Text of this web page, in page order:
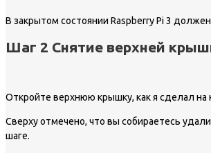
В закрытом состоянии Raspberry Pi 3
Шаг 2 Снятие верхней
Откройте верхнюю крышку, как я сделал на
Сверху отмечено, что вы собираетесь
шаге.